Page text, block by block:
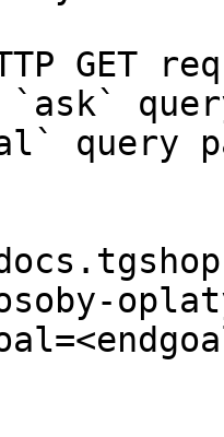
GET
`ask`
query